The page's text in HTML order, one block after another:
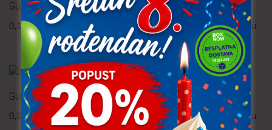
Gumb – 20 mm
0,15€ uključ. PDV po komadu
Gumb – 13 mm
0,05€ uključ. PDV po komadu
Gumb – 20 mm
0,30€ uključ. PDV po komadu
Gumb – 15 mm
0,10 € uključ. PDV po komadu